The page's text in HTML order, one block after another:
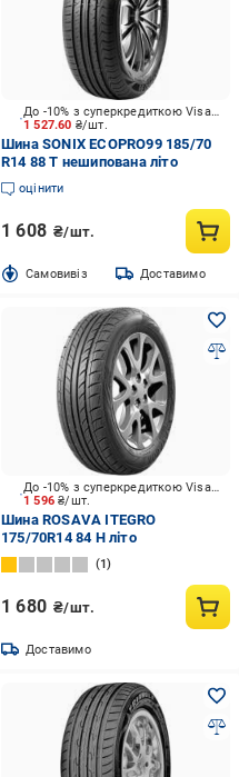
1 527.60 ₴/шт.
До -10% з суперкредиткою Visa Вигода
Шина SONIX ECOPRO99 185/70
R14 88 T нешипована літо
оцінити
1 608 ₴/шт.
Cамовивіз Доставимо
1 596₴/шт.
До -10% з суперкредиткою Visa Вигода
Шина ROSAVA ITEGRO
175/70R14 84 H літо
1
1 680 ₴/шт.
Доставимо